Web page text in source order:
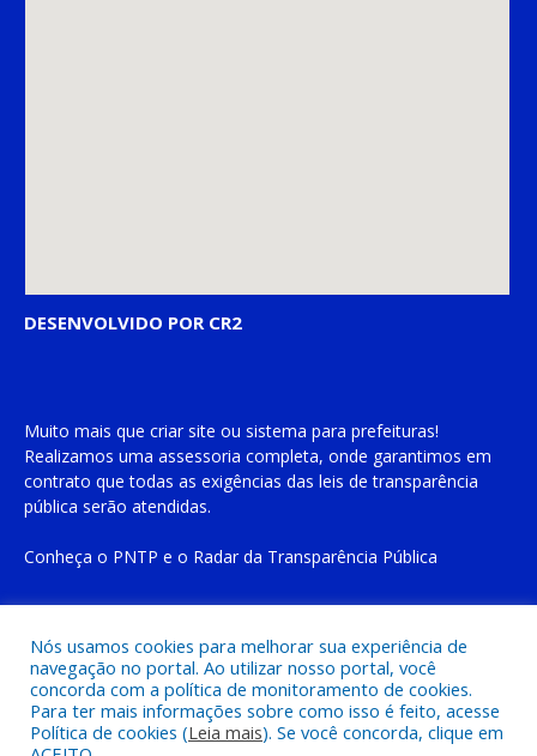
DESENVOLVIDO POR CR2
Muito mais que criar site ou sistema para prefeituras!
Realizamos uma assessoria completa, onde garantimos em
contrato que todas as exigências das leis de transparência
pública serão atendidas.
Conheça o PNTP e o Radar da Transparência Pública
Todos os direitos reservados a Prefeitura Municipal de Cachoeira
do Piriá
Nós usamos cookies para melhorar sua experiência de
navegação no portal. Ao utilizar nosso portal, você
concorda com a política de monitoramento de cookies.
Para ter mais informações sobre como isso é feito, acesse
Política de cookies (Leia mais). Se você concorda, clique em